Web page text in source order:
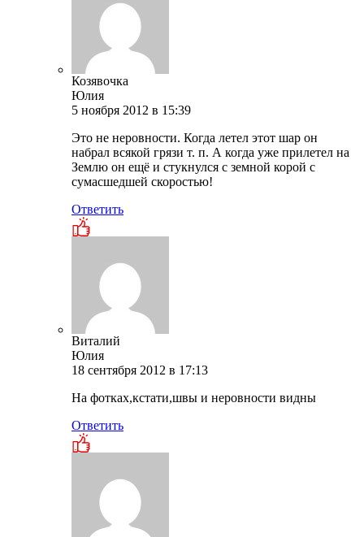
Козявочка
Юлия
5 ноября 2012 в 15:39
Это не неровности. Когда летел этот шар он
набрал всякой грязи т. п. А когда уже прилетел на
Землю он ещё и стукнулся с земной корой с
сумасшедшей скоростью!
Ответить
Виталий
Юлия
18 сентября 2012 в 17:13
На фотках,кстати,швы и неровности видны
Ответить